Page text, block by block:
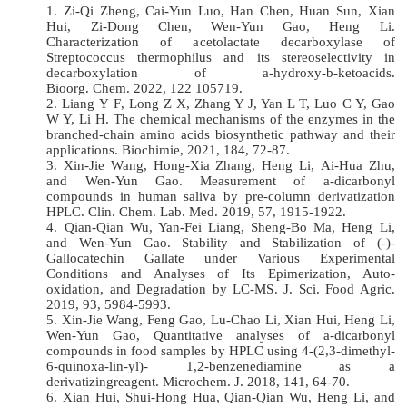
1. Zi-Qi Zheng, Cai-Yun Luo, Han Chen, Huan Sun, Xian
Hui, Zi-Dong Chen, Wen-Yun Gao, Heng Li.
Characterization of acetolactate decarboxylase of
Streptococcus thermophilus and its stereoselectivity in
decarboxylation of a-hydroxy-b-ketoacids.
Bioorg. Chem. 2022, 122 105719.
2.Liang YF, Long Z X, Zhang Y J, Yan L T, Luo C Y, Gao
W Y, Li H.The chemical mechanisms of the enzymes in the
branched-chain amino acids biosynthetic pathway and their
applications.Biochimie, 2021 , 184, 72-87.
3. Xin-Jie Wang, Hong-Xia Zhang, Heng Li, Ai-Hua Zhu,
and Wen-Yun Gao.Measurement of a-dicarbonyl
compounds in human saliva by pre-column derivatization
HPLC.Clin. Chem. Lab. Med. 2019, 57, 1915-1922.
4. Qian-Qian Wu, Yan-Fei Liang, Sheng-Bo Ma, Heng Li,
and Wen-Yun Gao. Stability and Stabilization of (-)-
Gallocatechin Gallate under Various Experimental
Conditions and Analyses of Its Epimerization, Auto-
oxidation, and Degradation by LC-MS.J. Sci.Food Agric.
2019, 93, 5984-5993.
5. Xin-Jie Wang, Feng Gao, Lu-Chao Li, Xian Hui, Heng Li,
Wen-Yun Gao,Quantitative analyses of a-dicarbonyl
compounds in food samples by HPLC using 4-(2,3-dimethyl-
6-quinoxa-lin-yl)-
1,2-benzenediamine as a
derivatizingreagent. Microchem. J. 2018, 141 , 64-70.
6. Xian Hui, Shui-Hong Hua,Qian-Qian Wu,Heng Li, and